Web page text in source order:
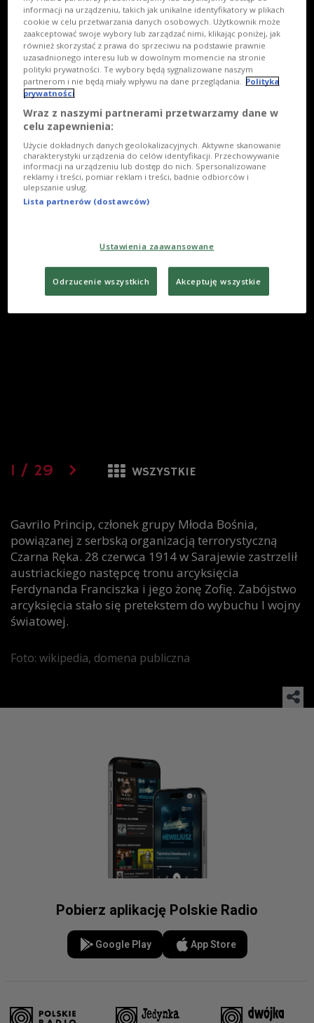
1 / 29 WSZYSTKIE
Gavrilo Princip, członek grupy Młoda Bośnia,
powiązanej z serbską organizacją terrorystyczną
Czarna Ręka. 28 czerwca 1914 w Sarajewie zastrzelił
austriackiego następcę tronu arcyksięcia
Ferdynanda Franciszka i jego żonę Zofię. Zabójstwo
arcyksięcia stało się pretekstem do wybuchu I wojny
światowej.
Foto: wikipedia, domena publiczna
Pobierz aplikację Polskie Radio
Google Play App Store
informacji na urządzeniu, takich jak unikalne identyfikatory w plikach
cookie w celu przetwarzania danych osobowych. Użytkownik może
zaakceptować swoje wybory lub zarządzać nimi, klikając poniżej, jak
również skorzystać z prawa do sprzeciwu na podstawie prawnie
uzasadnionego interesu lub w dowolnym momencie na stronie
polityki prywatności. Te wybory będą sygnalizowane naszym
partnerom i nie będą miały wpływu na dane przeglądania. Polityka
prywatności
Wraz z naszymi partnerami przetwarzamy dane w
celu zapewnienia:
Użycie dokładnych danych geolokalizacyjnych. Aktywne skanowanie
charakterystyki urządzenia do celów identyfikacji. Przechowywanie
informacji na urządzeniu lub dostęp do nich. Spersonalizowane
reklamy i treści, pomiar reklam i treści, badnie odbiorców i
ulepszanie usług.
Lista partnerów (dostawców)
Ustawienia zaawansowane
Odrzucenie wszystkich Akceptuję wszystkie